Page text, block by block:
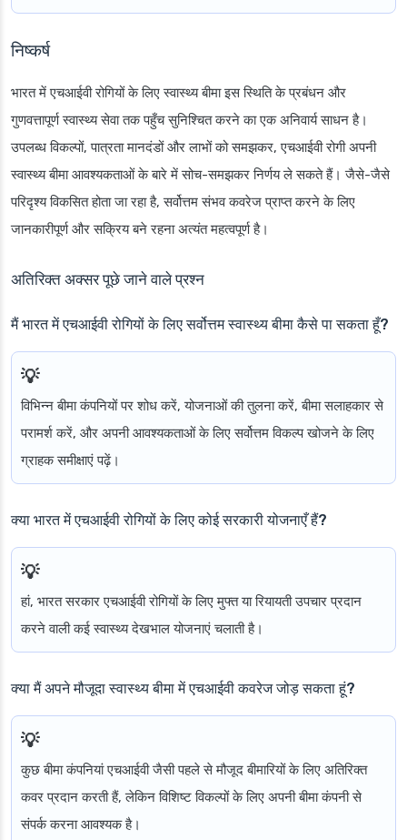
निष्कर्ष
भारत में एचआईवी रोगियों के लिए स्वास्थ्य बीमा इस स्थिति के प्रबंधन और
गुणवत्तापूर्ण स्वास्थ्य सेवा तक पहुँच सुनिश्चित करने का एक अनिवार्य साधन है।
उपलब्ध विकल्पों, पात्रता मानदंडों और लाभों को समझकर, एचआईवी रोगी अपनी
स्वास्थ्य बीमा आवश्यकताओं के बारे में सोच-समझकर निर्णय ले सकते हैं। जैसे-जैसे
परिदृश्य विकसित होता जा रहा है, सर्वोत्तम संभव कवरेज प्राप्त करने के लिए
जानकारीपूर्ण और सक्रिय बने रहना अत्यंत महत्वपूर्ण है।
अतिरिक्त अक्सर पूछे जाने वाले प्रश्न
मैं भारत में एचआईवी रोगियों के लिए सर्वोत्तम स्वास्थ्य बीमा कैसे पा सकता हूँ?
विभिन्न बीमा कंपनियों पर शोध करें, योजनाओं की तुलना करें, बीमा सलाहकार से
परामर्श करें, और अपनी आवश्यकताओं के लिए सर्वोत्तम विकल्प खोजने के लिए
ग्राहक समीक्षाएं पढ़ें।
क्या भारत में एचआईवी रोगियों के लिए कोई सरकारी योजनाएँ हैं?
हां, भारत सरकार एचआईवी रोगियों के लिए मुफ्त या रियायती उपचार प्रदान
करने वाली कई स्वास्थ्य देखभाल योजनाएं चलाती है।
क्या मैं अपने मौजूदा स्वास्थ्य बीमा में एचआईवी कवरेज जोड़ सकता हूं?
कुछ बीमा कंपनियां एचआईवी जैसी पहले से मौजूद बीमारियों के लिए अतिरिक्त
कवर प्रदान करती हैं, लेकिन विशिष्ट विकल्पों के लिए अपनी बीमा कंपनी से
संपर्क करना आवश्यक है।